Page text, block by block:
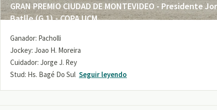
GRAN PREMIO CIUDAD DE MONTEVIDEO - Presidente
Batlle (G 1) - COPA UCM
Ganador: Pacholli
Jockey: Joao H. Moreira
Cuidador: Jorge J. Rey
Stud: Hs. Bagé Do Sul Seguir leyendo